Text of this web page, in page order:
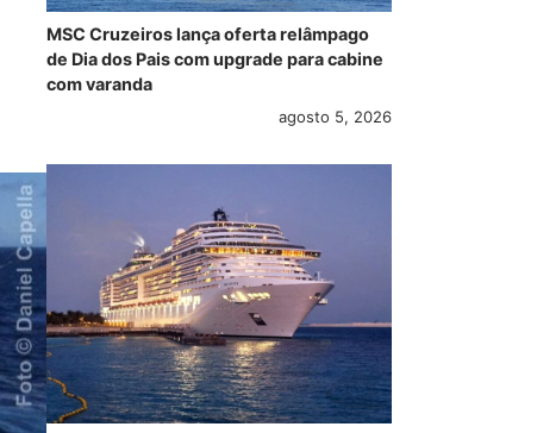
MSC Cruzeiros lança oferta relâmpago
de Dia dos Pais com upgrade para cabine
com varanda
agosto 5, 2026